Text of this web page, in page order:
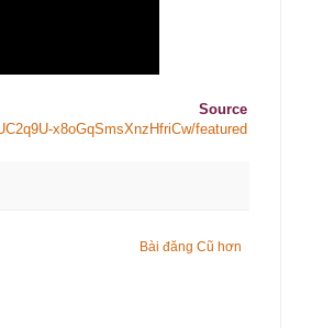
Source
x8oGqSmsXnzHfriCw/featured
Bài đăng Cũ hơn